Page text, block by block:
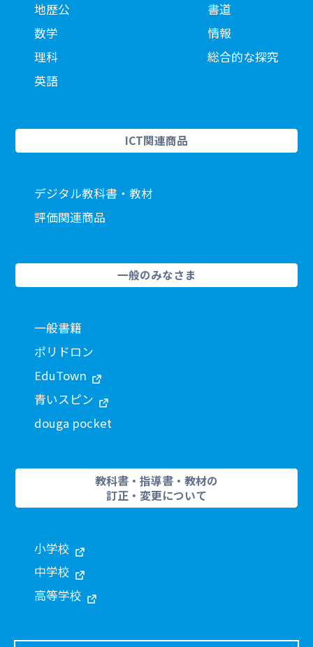
地歴公
数学
理科
英語
書道
情報
総合的な探究
ICT関連商品
デジタル教科書・教材
評価関連商品
一般のみなさま
一般書籍
ポリドロン
EduTown
青いスピン
douga pocket
教科書・指導書・教材の
訂正・変更について
小学校
中学校
高等学校